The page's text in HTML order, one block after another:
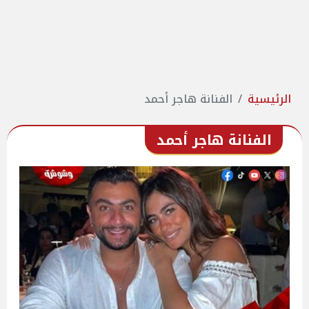
الرئيسية الفنانة هاجر أحمد
الفنانة هاجر أحمد